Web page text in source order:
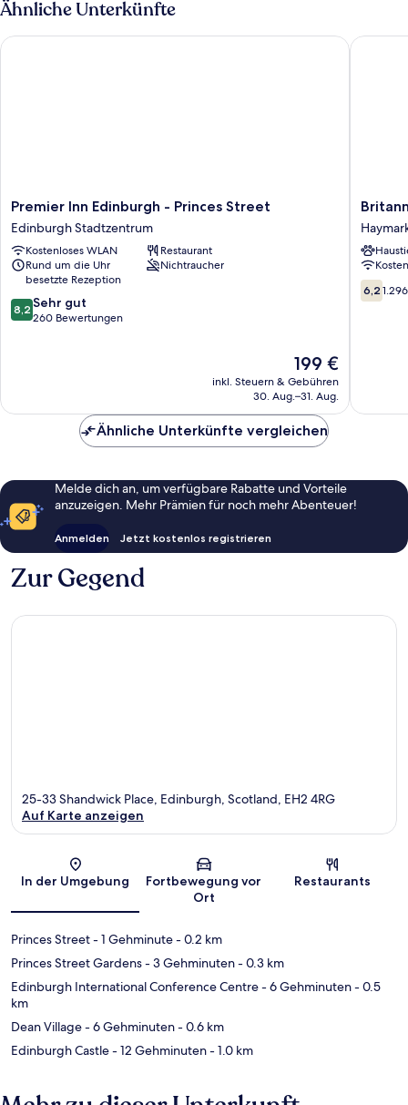
Ähnliche Unterkünfte
Premier
Inn
Edinburgh
-
Princes
Street
Edinburgh
Stadtzentrum
Premier Inn Edinburgh - Princes Street
Edinburgh Stadtzentrum
Kostenloses WLAN
Restaurant
Rund um die Uhr
besetzte Rezeption
Nichtraucher
8.2
von
8,2 Sehr gut
260 Bewertungen
Der
Preis
beträgt
199 €
inkl. Steuern & Gebühren
30. Aug.–31. Aug.
Premier Inn Edinburgh - Princes Street
Hotel
6.2
von
6,2
Ähnliche Unterkünfte vergleichen
Melde dich an, um verfügbare Rabatte und Vorteile
anzuzeigen. Mehr Prämien für noch mehr Abenteuer!
Anmelden Jetzt kostenlos registrieren
Zur Gegend
Karte
25-33 Shandwick Place, Edinburgh, Scotland, EH2 4RG
Auf Karte anzeigen
In der Umgebung
Fortbewegung vor
Ort
Restaurants
Princes Street- 1 Gehminute- 0.2 km
Princes Street Gardens- 3 Gehminuten- 0.3 km
Edinburgh International Conference Centre- 6 Gehminuten- 0.5
km
Dean Village- 6 Gehminuten- 0.6 km
Edinburgh Castle- 12 Gehminuten- 1.0 km